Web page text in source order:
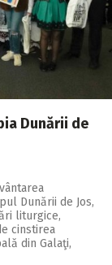
Dunării de
Dunării de Jos,
liturgice,
cinstirea
din Galaţi,